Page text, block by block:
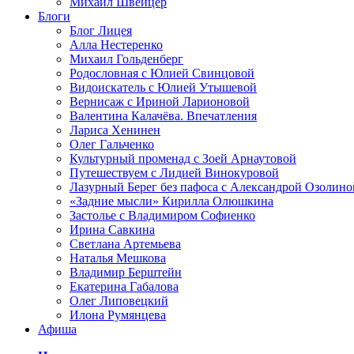
Блоги
Блог Лицея
Алла Нестеренко
Михаил Гольденберг
Родословная с Юлией Свинцовой
Видоискатель с Юлией Утышевой
Вернисаж с Ириной Ларионовой
Валентина Калачёва. Впечатления
Лариса Хенинен
Олег Гальченко
Культурный променад с Зоей Арнаутовой
Путешествуем с Лидией Винокуровой
Лазурный Берег без пафоса с Александрой
«Задние мысли» Кирилла Олюшкина
Застолье с Владимиром Софиенко
Ирина Савкина
Светлана Артемьева
Наталья Мешкова
Владимир Берштейн
Екатерина Габалова
Олег Липовецкий
Илона Румянцева
Афиша